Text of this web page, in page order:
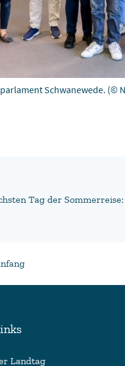
Schwanewede. (©
Tag der
Landtag